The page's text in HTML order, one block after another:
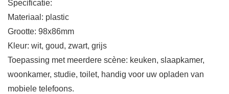
Specificatie:
Materiaal: plastic
Grootte: 98x86mm
Kleur: wit, goud, zwart, grijs
Toepassing met meerdere scène: keuken, slaapkamer,
woonkamer, studie, toilet, handig voor uw opladen van
mobiele telefoons.